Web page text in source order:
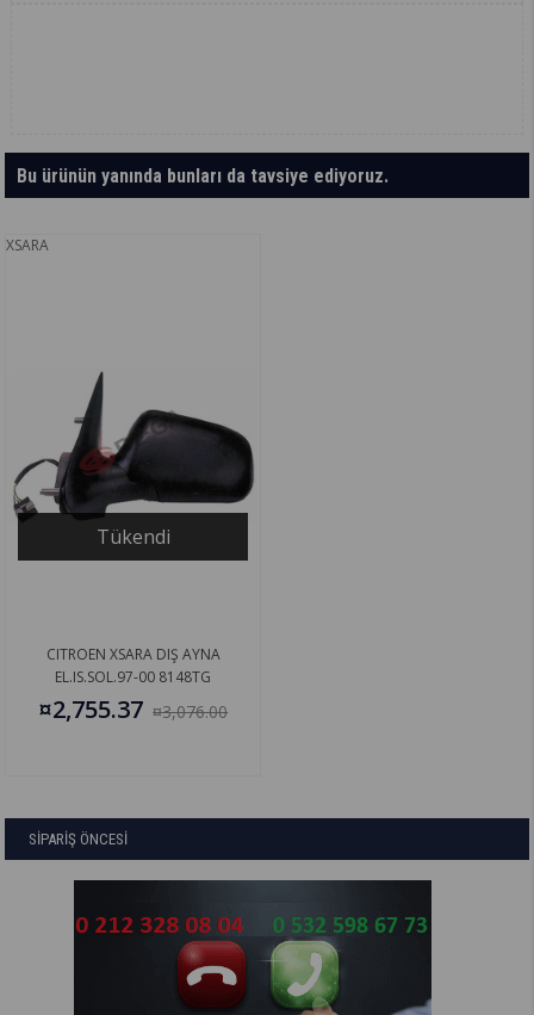
Bu ürünün yanında bunları da tavsiye ediyoruz.
XSARA
Tükendi
CITROEN XSARA DIŞ AYNA
EL.IS.SOL.97-00 8148TG
¤2,755.37 ¤3,076.00
SİPARİŞ ÖNCESİ